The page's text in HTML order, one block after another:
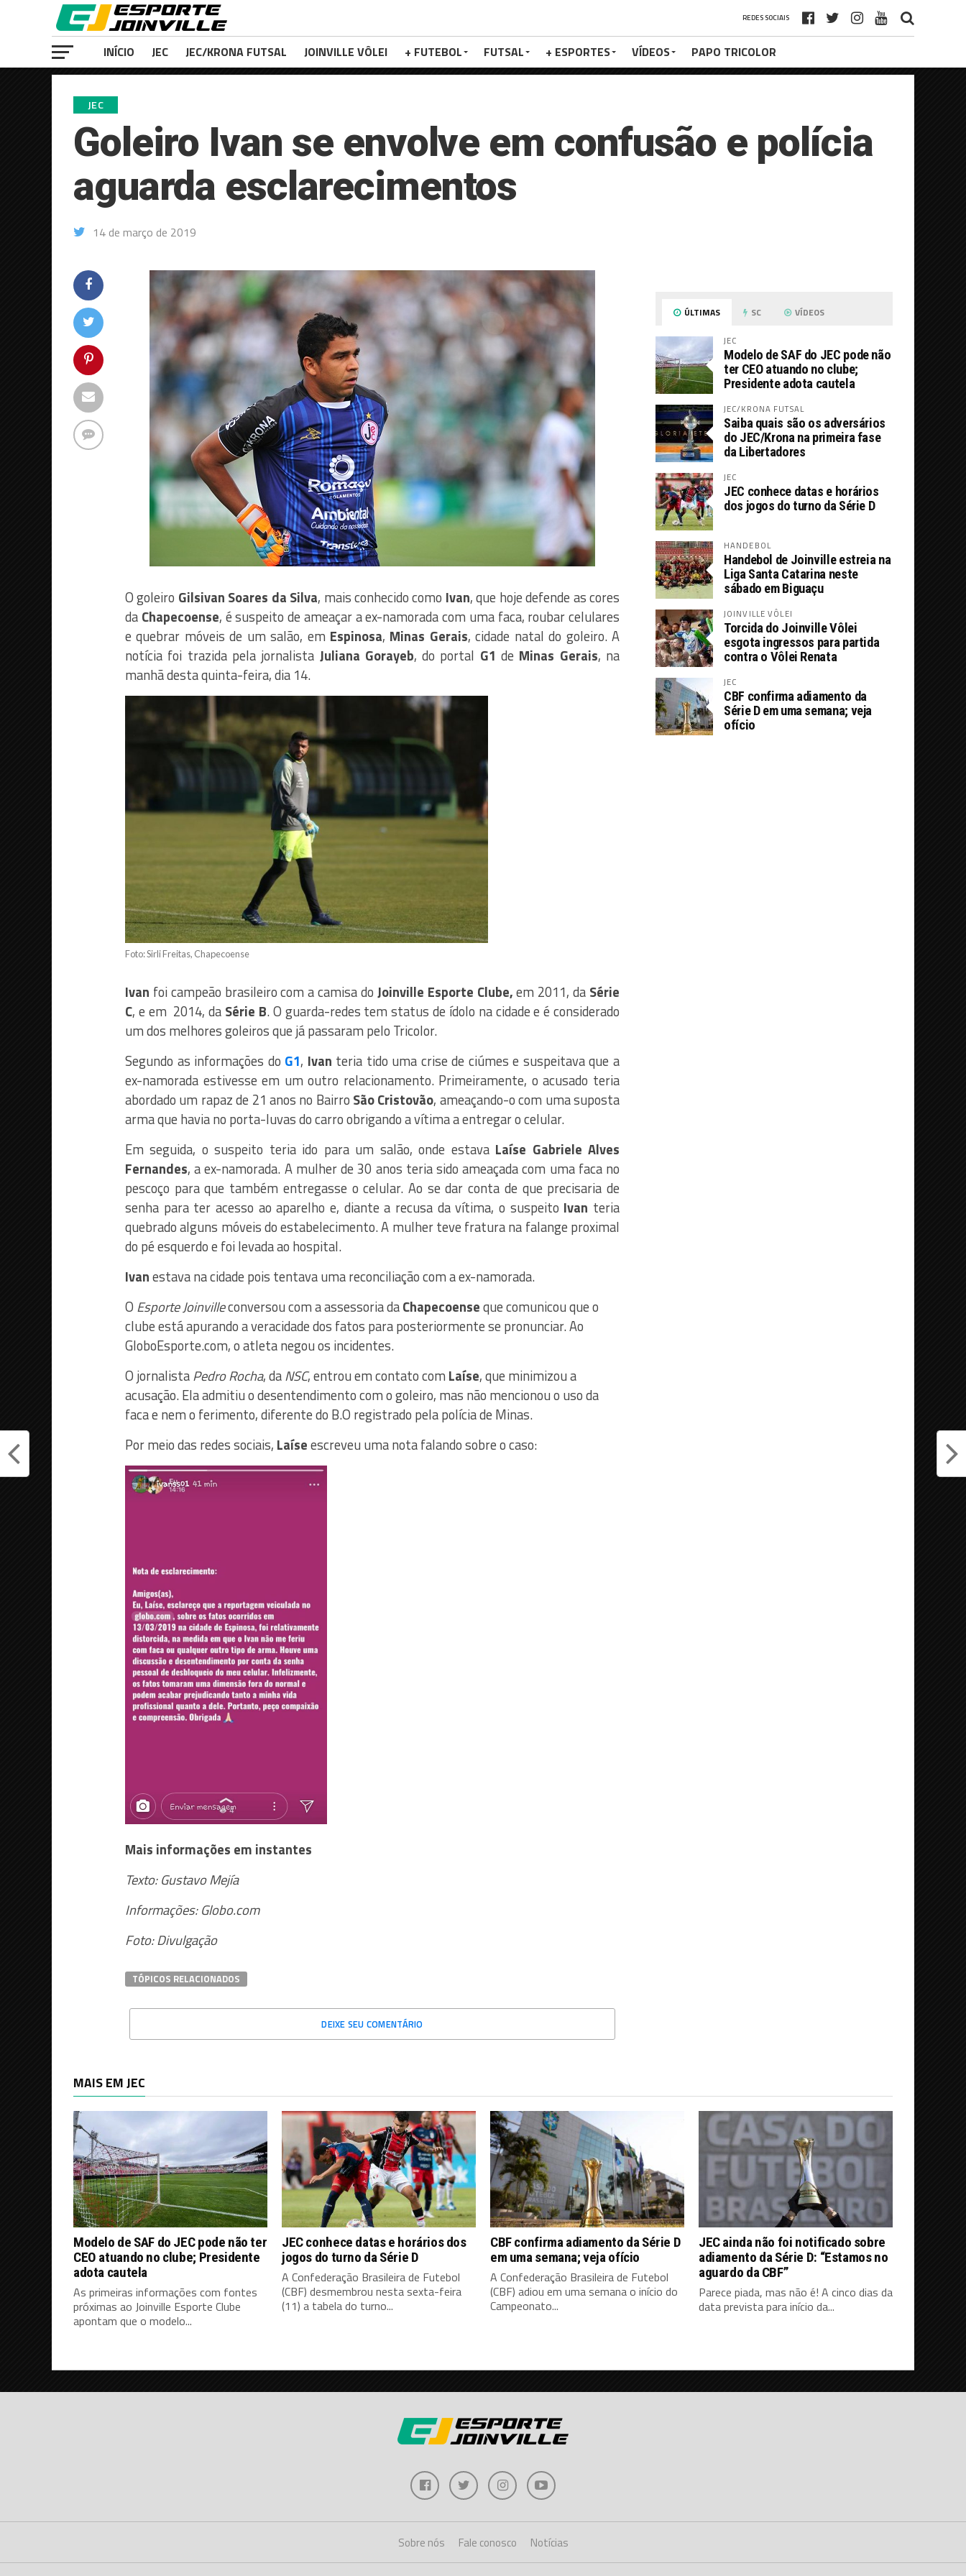
REDES SOCIAIS
INÍCIO JEC JEC/KRONA FUTSAL JOINVILLE VÔLEI + FUTEBOL FUTSAL + ESPORTES VÍDEOS PAPO TRICOLOR
JEC
Goleiro Ivan se envolve em confusão e polícia
aguarda esclarecimentos
14 de março de 2019
O goleiro Gilsivan Soares da Silva, mais conhecido como Ivan, que hoje defende as cores
da Chapecoense, é suspeito de ameaçar a ex-namorada com uma faca, roubar celulares
e quebrar móveis de um salão, em Espinosa, Minas Gerais, cidade natal do goleiro. A
notícia foi trazida pela jornalista Juliana Gorayeb, do portal G1 de Minas Gerais, na
manhã desta quinta-feira, dia 14.
Foto: Sirli Freitas, Chapecoense
Ivan foi campeão brasileiro com a camisa do Joinville Esporte Clube,em 2011, da Série
C, e em 2014, da Série B. O guarda-redes tem status de ídolo na cidade e é considerado
um dos melhores goleiros que já passaram pelo Tricolor.
Segundo as informações do G1, Ivan teria tido uma crise de ciúmes e suspeitava que a
ex-namorada estivesse em um outro relacionamento. Primeiramente, o acusado teria
abordado um rapaz de 21 anos no Bairro São Cristovão, ameaçando-o com uma suposta
arma que havia no porta-luvas do carro obrigando a vítima a entregar o celular.
Em seguida, o suspeito teria ido para um salão, onde estava Laíse Gabriele Alves
Fernandes, a ex-namorada. A mulher de 30 anos teria sido ameaçada com uma faca no
pescoço para que também entregasse o celular. Ao se dar conta de que precisaria de
senha para ter acesso ao aparelho e, diante a recusa da vítima, o suspeito Ivan teria
quebrado alguns móveis do estabelecimento. A mulher teve fratura na falange proximal
do pé esquerdo e foi levada ao hospital.
Ivanestava na cidade pois tentava uma reconciliação com a ex-namorada.
O Esporte Joinvilleconversou com a assessoria daChapecoenseque comunicou que o
clube está apurando a veracidade dos fatos para posteriormente se pronunciar. Ao
GloboEsporte.com, o atleta negou os incidentes.
O jornalistaPedro Rocha, daNSC, entrou em contato com Laíse, que minimizou a
acusação. Ela admitiu o desentendimento com o goleiro, mas não mencionou o uso da
faca e nem o ferimento, diferente do B.O registrado pela polícia de Minas.
Por meio das redes sociais, Laíseescreveu uma nota falando sobre o caso:
Mais informações em instantes
Texto: Gustavo Mejía
Informações: Globo.com
Foto: Divulgação
TÓPICOS RELACIONADOS
DEIXE SEU COMENTÁRIO
ÚLTIMAS SC VÍDEOS
JEC
Modelo de SAF do JEC pode não
ter CEO atuando no clube;
Presidente adota cautela
JEC/KRONA FUTSAL
Saiba quais são os adversários
do JEC/Krona na primeira fase
da Libertadores
JEC
JEC conhece datas e horários
dos jogos do turno da Série D
HANDEBOL
Handebol de Joinville estreia na
Liga Santa Catarina neste
sábado em Biguaçu
JOINVILLE VÔLEI
Torcida do Joinville Vôlei
esgota ingressos para partida
contra o Vôlei Renata
JEC
CBF confirma adiamento da
Série D em uma semana; veja
ofício
MAIS EM JEC
Modelo de SAF do JEC pode não ter
CEO atuando no clube; Presidente
adota cautela
As primeiras informações com fontes
próximas ao Joinville Esporte Clube
apontam que o modelo...
JEC conhece datas e horários dos
jogos do turno da Série D
A Confederação Brasileira de Futebol
(CBF) desmembrou nesta sexta-feira
(11) a tabela do turno...
CBF confirma adiamento da Série D
em uma semana; veja ofício
A Confederação Brasileira de Futebol
(CBF) adiou em uma semana o início do
Campeonato...
JEC ainda não foi notificado sobre
adiamento da Série D: “Estamos no
aguardo da CBF”
Parece piada, mas não é! A cinco dias da
data prevista para início da...
Sobre nós Fale conosco Notícias